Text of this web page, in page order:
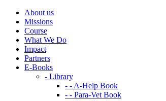
About us
Missions
Course
What We Do
Impact
Partners
E-Books
- Library
- - A-Help Book
- - Para-Vet Book